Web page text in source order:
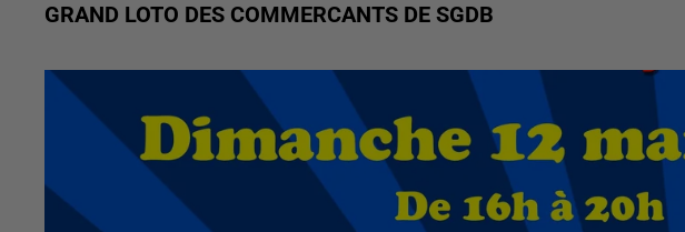
GRAND LOTO DES COMMERCANTS DE SGDB